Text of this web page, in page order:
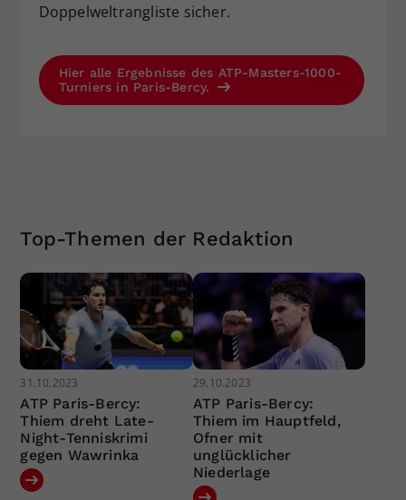
Doppelweltrangliste sicher.
Hier alle Ergebnisse des ATP-Masters-1000-
Turniers in Paris-Bercy.
Top-Themen der Redaktion
31.10.2023
ATP Paris-Bercy:
Thiem dreht Late-
Night-Tenniskrimi
gegen Wawrinka
29.10.2023
ATP Paris-Bercy:
Thiem im Hauptfeld,
Ofner mit
unglücklicher
Niederlage